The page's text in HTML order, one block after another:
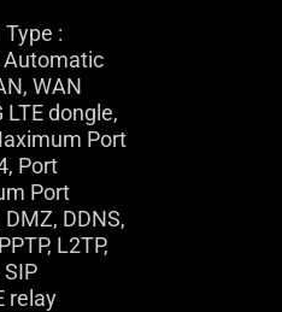
:
Automatic
WAN
dongle,
Port
Port
Port
DDNS,
L2TP,
SIP
relay